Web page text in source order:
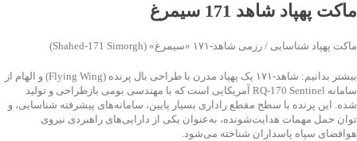
ماکت پهپاد شاهد 171 سیمرغ
ماکت پهپاد شناسایی / رزمی شاهد‑۱۷۱ «سیمرغ» (Shahed‑171 Simorgh)
بیشتر بدانیم: شاهد‑۱۷۱ یک پهپاد مدرن با طراحی بال پرنده (Flying Wing) و الهام از
سامانه RQ‑170 Sentinel آمریکایی است که با مهندسی بومی بازطراحی و تولید
شده. این پرنده با سطح مقطع راداری بسیار پایین، سامانه‌های پیشرفته شناسایی، و
توان حمل مهمات هدایت‌شونده، به‌عنوان یکی از دارایی‌های راهبردی نیروی
هوافضای سپاه پاسداران شناخته می‌شود.